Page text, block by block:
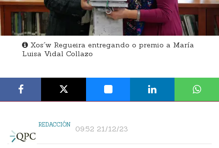
Xos´w Regueira entregando o premio a María
Luisa Vidal Collazo
REDACCIÓN 09:52 21/12/23